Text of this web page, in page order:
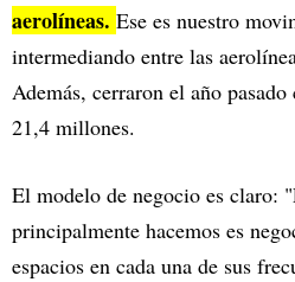
aerolíneas. Ese es nuestro
intermediando entre las
Además, cerraron el año
21,4 millones.
El modelo de negocio es claro:
principalmente hacemos es
espacios en cada una de sus